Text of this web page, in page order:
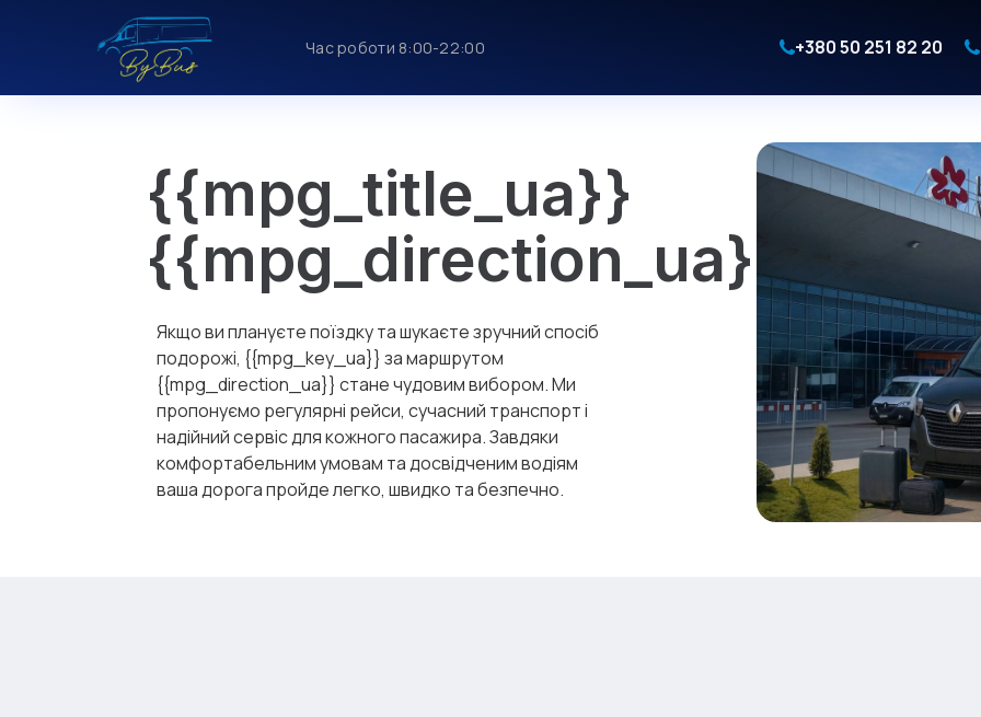
Час роботи 8:00-22:00 +380 50 251 82 20
{{mpg_title_ua}}
{{mpg_direction_ua}}
Якщо ви плануєте поїздку та шукаєте зручний спосіб
подорожі, {{mpg_key_ua}} за маршрутом
{{mpg_direction_ua}} стане чудовим вибором. Ми
пропонуємо регулярні рейси, сучасний транспорт і
надійний сервіс для кожного пасажира. Завдяки
комфортабельним умовам та досвідченим водіям
ваша дорога пройде легко, швидко та безпечно.